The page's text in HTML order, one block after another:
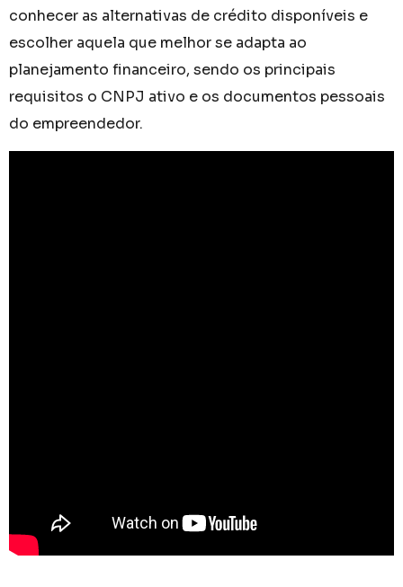
conhecer as alternativas de crédito disponíveis e
escolher aquela que melhor se adapta ao
planejamento financeiro, sendo os principais
requisitos o CNPJ ativo e os documentos pessoais
do empreendedor.